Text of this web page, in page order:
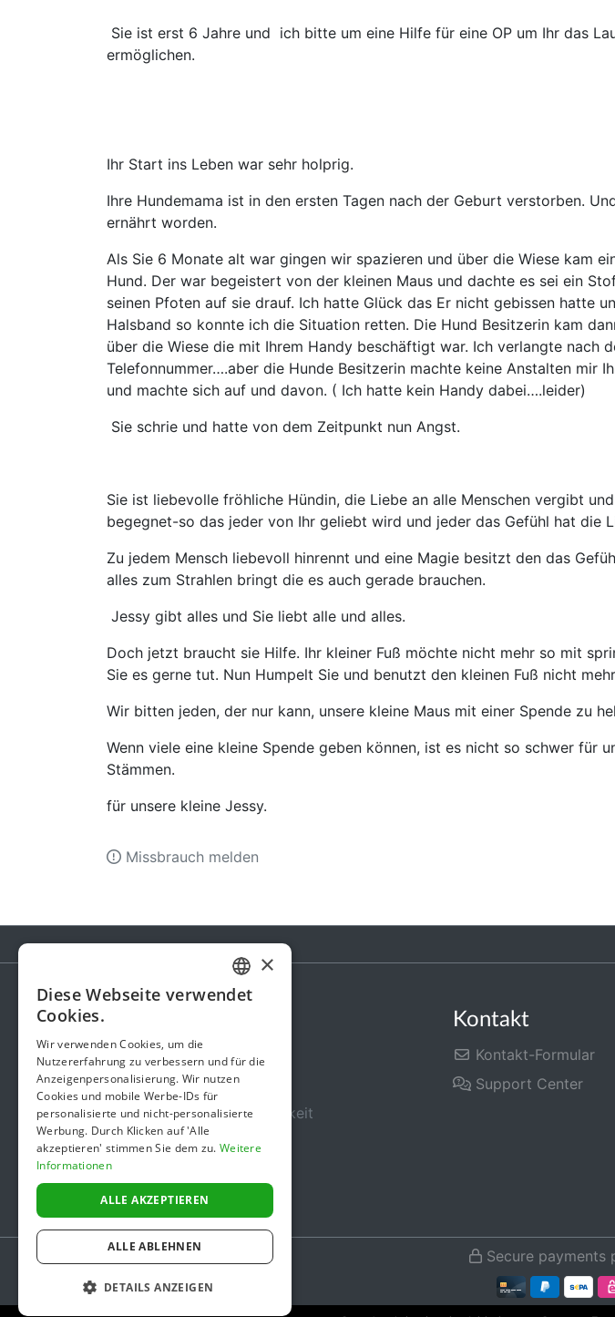
Sie ist erst 6 Jahre und ich bitte um eine Hilfe für eine OP um Ihr das
ermöglichen.
Ihr Start ins Leben war sehr holprig.
Ihre Hundemama ist in den ersten Tagen nach der Geburt verstorben.
ernährt worden.
Als Sie 6 Monate alt war gingen wir spazieren und über die Wiese kam
Hund. Der war begeistert von der kleinen Maus und dachte es sei ein
seinen Pfoten auf sie drauf. Ich hatte Glück das Er nicht gebissen hatte
Halsband so konnte ich die Situation retten. Die Hund Besitzerin kam
über die Wiese die mit Ihrem Handy beschäftigt war. Ich verlangte nach
Telefonnummer….aber die Hunde Besitzerin machte keine Anstalten mir
und machte sich auf und davon. ( Ich hatte kein Handy dabei….leider)
Sie schrie und hatte von dem Zeitpunkt nun Angst.
Sie ist liebevolle fröhliche Hündin, die Liebe an alle Menschen vergibt
begegnet-so das jeder von Ihr geliebt wird und jeder das Gefühl hat die
Zu jedem Mensch liebevoll hinrennt und eine Magie besitzt den das
alles zum Strahlen bringt die es auch gerade brauchen.
Jessy gibt alles und Sie liebt alle und alles.
Doch jetzt braucht sie Hilfe. Ihr kleiner Fuß möchte nicht mehr so mit
Sie es gerne tut. Nun Humpelt Sie und benutzt den kleinen Fuß nicht
Wir bitten jeden, der nur kann, unsere kleine Maus mit einer Spende zu
Wenn viele eine kleine Spende geben können, ist es nicht so schwer für
Stämmen.
für unsere kleine Jessy.
Missbrauch melden
Gebühren
Über uns
Sicherheit und Zuverlässigkeit
Nutzungsbedingungen
Datenschutz
Impressum
Kontakt
Kontakt-Formular
Support Center
Secure payments
GERMAN
×
Diese Webseite verwendet
Cookies.
Wir verwenden Cookies, um die
Nutzererfahrung zu verbessern und für die
Anzeigenpersonalisierung. Wir nutzen
Cookies und mobile Werbe-IDs für
personalisierte und nicht-personalisierte
Werbung. Durch Klicken auf 'Alle
akzeptieren' stimmen Sie dem zu. Weitere
Informationen
ALLE AKZEPTIEREN
ALLE ABLEHNEN
DETAILS ANZEIGEN